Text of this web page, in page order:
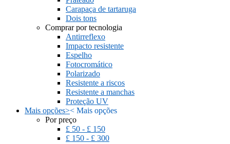
Carapaça de tartaruga
Dois tons
Comprar por tecnologia
Antirreflexo
Impacto resistente
Espelho
Fotocromático
Polarizado
Resistente a riscos
Resistente a manchas
Proteção UV
Mais opções>< Mais opções
Por preço
£ 50 - £ 150
£ 150 - £ 300